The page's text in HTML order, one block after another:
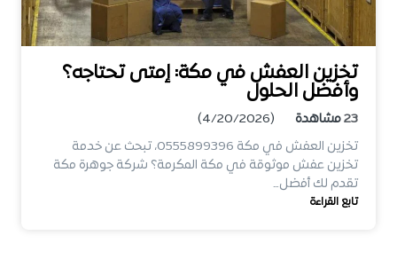
تخزين العفش في مكة: إمتى تحتاجه؟
وأفضل الحلول
23مشاهدة
(4/20/2026)
تخزين العفش في مكة 0555899396، تبحث عن خدمة
تخزين عفش موثوقة في مكة المكرمة؟ شركة جوهرة مكة
تقدم لك أفضل…
تابع القراءة